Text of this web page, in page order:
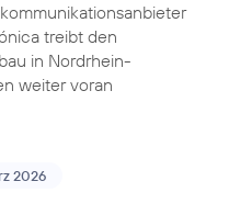
treibt den
in Nordrhein-
weiter voran
2026